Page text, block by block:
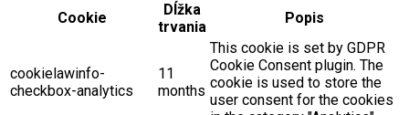
Cookie
Dĺžka
trvania
Popis
cookielawinfo-
checkbox-analytics
11
months
This cookie is set by GDPR
Cookie Consent plugin. The
cookie is used to store the
user consent for the cookies